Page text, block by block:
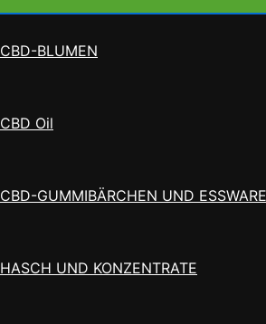
CBD-BLUMEN
CBD Oil
CBD-GUMMIBÄRCHEN UND
HASCH UND KONZENTRATE